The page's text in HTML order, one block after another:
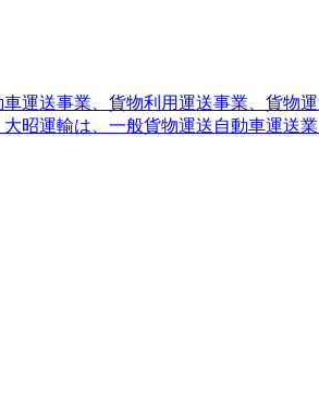
運送事業、貨物利用運送事業、貨物
昭運輸は、一般貨物運送自動車運送